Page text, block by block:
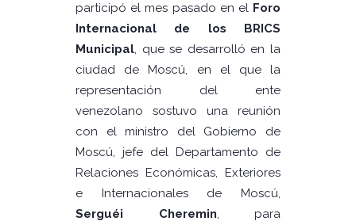
participó el mes pasado en el Foro
Internacional de los BRICS
Municipal, que se desarrolló en la
ciudad de Moscú, en el que la
representación del ente
venezolano sostuvo una reunión
con el ministro del Gobierno de
Moscú, jefe del Departamento de
Relaciones Económicas, Exteriores
e Internacionales de Moscú,
Serguéi Cheremin, para